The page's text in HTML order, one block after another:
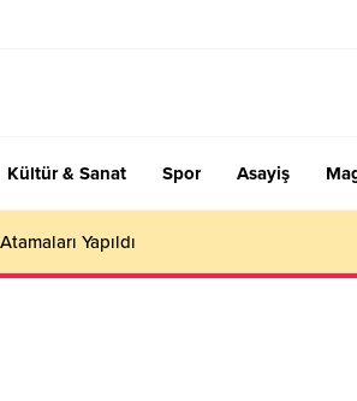
Kültür & Sanat Spor Asayiş
Yapıldı